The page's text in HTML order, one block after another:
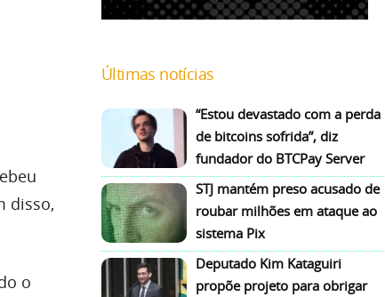
disso,
o
Últimas notícias
“Estou devastado com a perda
de bitcoins sofrida”, diz
fundador do BTCPay Server
STJ mantém preso acusado de
roubar milhões em ataque ao
sistema Pix
Deputado Kim Kataguiri
propõe projeto para obrigar